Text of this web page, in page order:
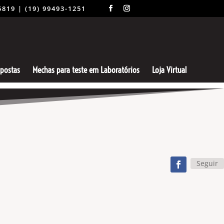
| (19) 99493-1251
Mechas para teste em Laboratórios Loja Virtual
Seguir